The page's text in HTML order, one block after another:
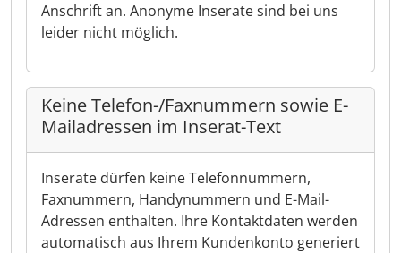
Anschrift an. Anonyme Inserate sind bei uns
leider nicht möglich.
Keine Telefon-/Faxnummern sowie E-
Mailadressen im Inserat-Text
Inserate dürfen keine Telefonnummern,
Faxnummern, Handynummern und E-Mail-
Adressen enthalten. Ihre Kontaktdaten werden
automatisch aus Ihrem Kundenkonto generiert